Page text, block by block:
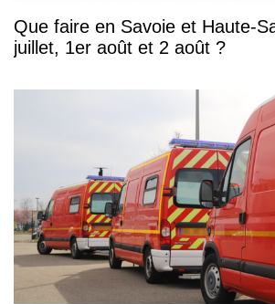
Que faire en Savoie et Haute-
juillet, 1er août et 2 août ?